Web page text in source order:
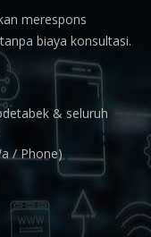
merespons
biaya konsultasi.
& seluruh
/ Phone)